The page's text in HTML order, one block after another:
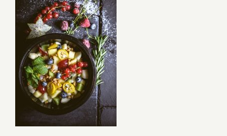
Naujienos
D.U.K
Sąlygos ir taisyklės
Kontaktai